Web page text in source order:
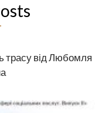
трасу від Любомля